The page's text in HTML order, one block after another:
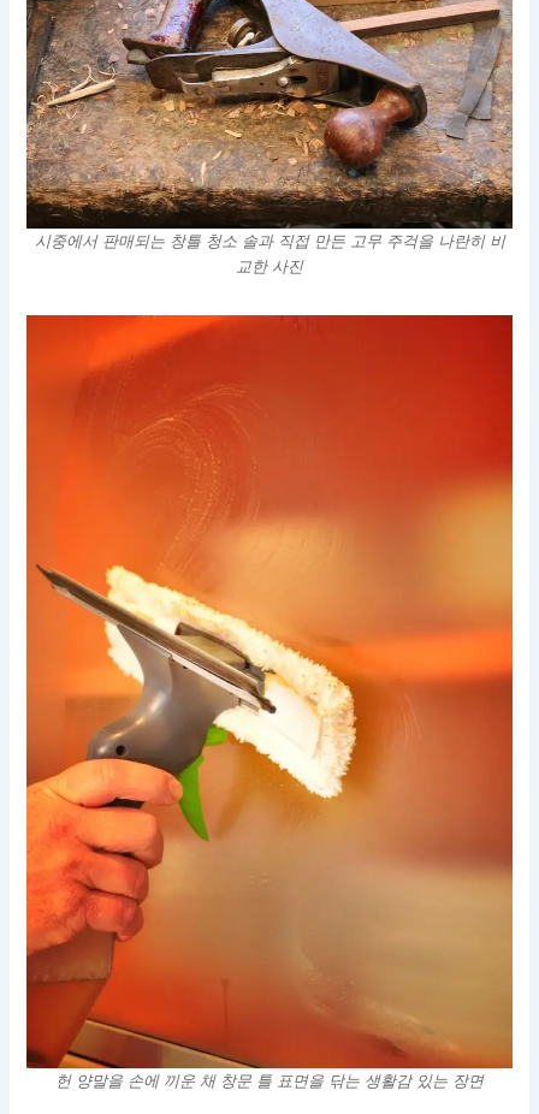
시중에서 판매되는 창틀 청소 솔과 직접 만든 고무 주걱을 나란히 비
교한 사진
헌 양말을 손에 끼운 채 창문 틀 표면을 닦는 생활감 있는 장면